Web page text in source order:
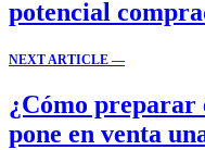
potencial
NEXT ARTICLE —
¿Cómo preparar
pone en venta